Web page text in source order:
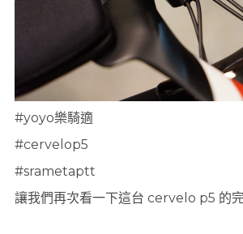
#yoyo樂騎適
#cervelop5
#srametaptt
讓我們再次看一下這台 cervelo p5 的完